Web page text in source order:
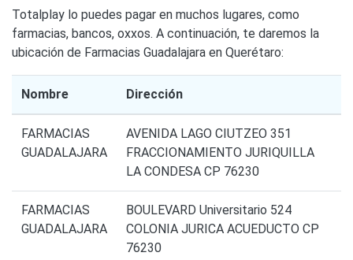
Totalplay lo puedes pagar en muchos lugares, como
farmacias, bancos, oxxos. A continuación, te daremos la
ubicación de Farmacias Guadalajara en Querétaro:
Nombre Dirección
FARMACIAS
GUADALAJARA
AVENIDA LAGO CIUTZEO 351
FRACCIONAMIENTO JURIQUILLA
LA CONDESA CP 76230
FARMACIAS
GUADALAJARA
BOULEVARD Universitario 524
COLONIA JURICA ACUEDUCTO CP
76230